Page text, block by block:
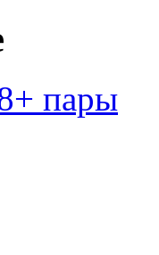
пары